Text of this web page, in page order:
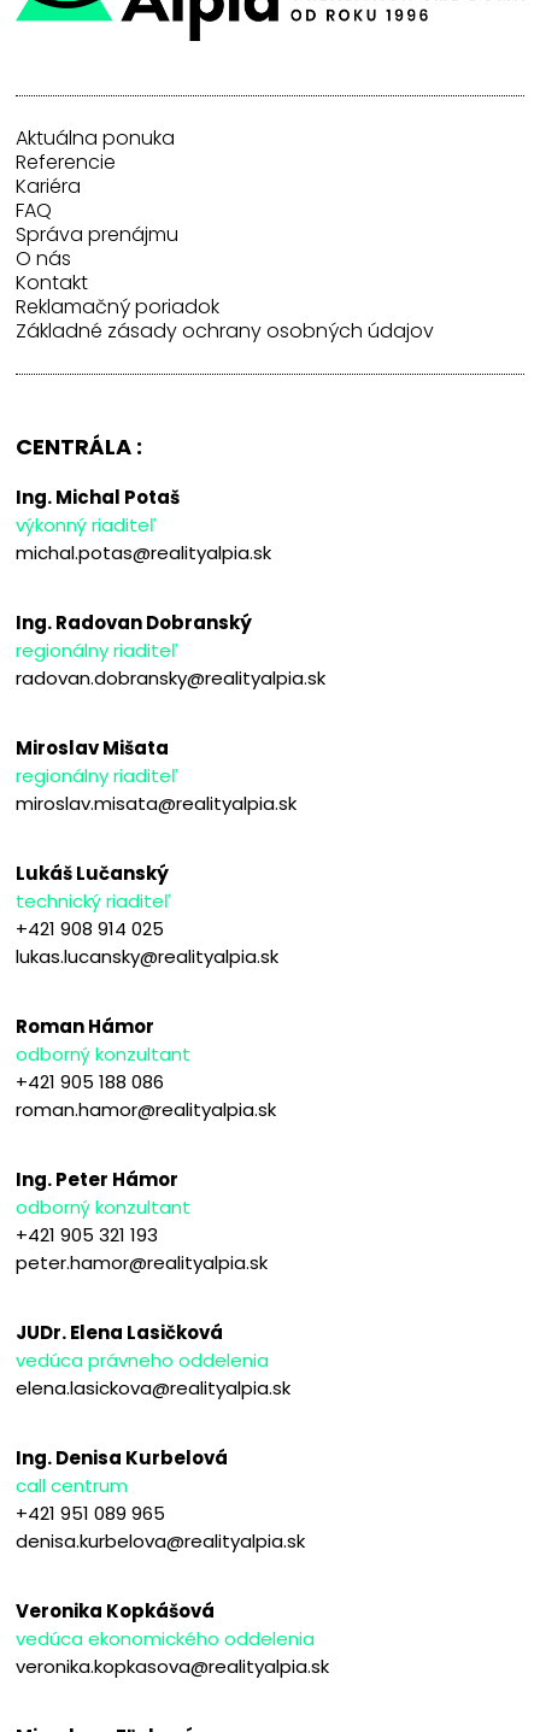
Aktuálna ponuka
Referencie
Kariéra
FAQ
Správa prenájmu
O nás
Kontakt
Reklamačný poriadok
Základné zásady ochrany osobných údajov
CENTRÁLA :
Ing. Michal Potaš
výkonný riaditeľ
michal.potas@realityalpia.sk
Ing. Radovan Dobranský
regionálny riaditeľ
radovan.dobransky@realityalpia.sk
Miroslav Mišata
regionálny riaditeľ
miroslav.misata@realityalpia.sk
Lukáš Lučanský
technický riaditeľ
+421 908 914 025
lukas.lucansky@realityalpia.sk
Roman Hámor
odborný konzultant
+421 905 188 086
roman.hamor@realityalpia.sk
Ing. Peter Hámor
odborný konzultant
+421 905 321 193
peter.hamor@realityalpia.sk
JUDr. Elena Lasičková
vedúca právneho oddelenia
elena.lasickova@realityalpia.sk
Ing. Denisa Kurbelová
call centrum
+421 951 089 965
denisa.kurbelova@realityalpia.sk
Veronika Kopkášová
vedúca ekonomického oddelenia
veronika.kopkasova@realityalpia.sk